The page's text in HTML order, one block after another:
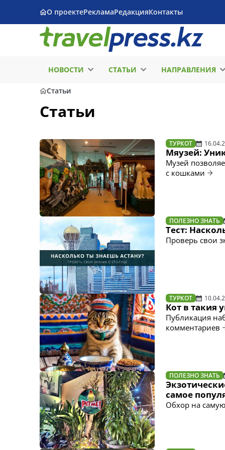
О проектеРекламаРедакцияКонтакты
НОВОСТИ СТАТЬИ НАПРАВЛЕНИЯ
Статьи
Статьи
ТУРКОТ
Мяузей:
Музей
с кошками
ПОЛЕЗНО ЗНАТЬ
Тест:
Проверь свои
ТУРКОТ
Кот в такия
Публикация
комментариев
ПОЛЕЗНО ЗНАТЬ
самое
Обхор на